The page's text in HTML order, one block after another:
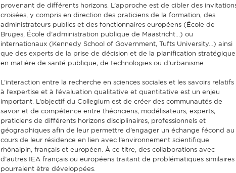
provenant de différents horizons. L’approche est de cibler des
croisées, y compris en direction des praticiens de la formation, des
administrateurs publics et des fonctionnaires européens (École de
Bruges, École d’administration publique de Maastricht…) ou
internationaux (Kennedy School of Government, Tufts University…) ainsi
que des experts de la prise de décision et de la planification stratégique
en matière de santé publique, de technologies ou d’urbanisme.
L’interaction entre la recherche en sciences sociales et les savoirs relatifs
à l’expertise et à l’évaluation qualitative et quantitative est un enjeu
important. L’objectif du Collegium est de créer des communautés de
savoir et de compétence entre théoriciens, modélisateurs, experts,
praticiens de différents horizons disciplinaires, professionnels et
géographiques afin de leur permettre d’engager un échange fécond au
cours de leur résidence en lien avec l’environnement scientifique
rhônalpin, français et européen. À ce titre, des collaborations avec
d’autres IEA français ou européens traitant de problématiques similaires
pourraient être développées.